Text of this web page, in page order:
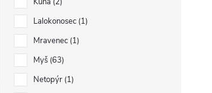
Lalokonosec 1
Mravenec 1
Myš 63
Netopýr 1
Antifer - roztok proti
hlodavcům 200 ml
pachový ohradník proti hlodavcům